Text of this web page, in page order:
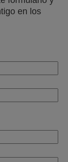
en los